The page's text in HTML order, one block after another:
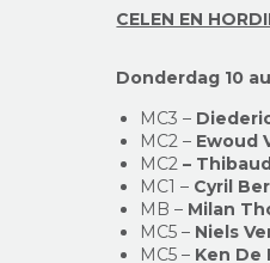
CELEN EN
Donderdag 10
MC3 –
MC2 – Ewoud
MC2 –
MC1 – Cyril
MB – Milan
MC5 – Niels
MC5 – Ken De